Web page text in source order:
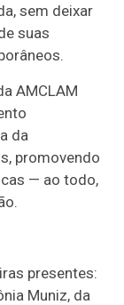
sem deixar
suas
AMCLAM
da
promovendo
— ao todo,
presentes:
Muniz, da